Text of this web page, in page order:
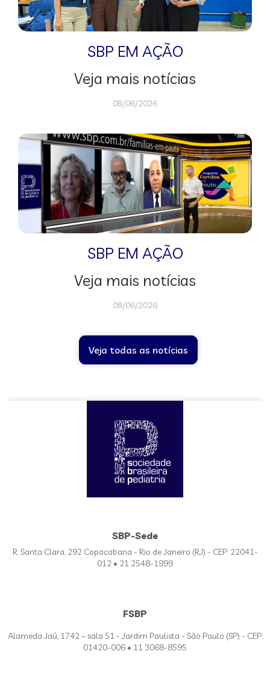
SBP EM AÇÃO
Veja mais notícias
08/06/2026
SBP EM AÇÃO
Veja mais notícias
08/06/2026
Veja todas as notícias
SBP-Sede
R. Santa Clara, 292 Copacabana - Rio de Janeiro (RJ) - CEP: 22041-
012 • 21 2548-1999
FSBP
Alameda Jaú, 1742 – sala 51 - Jardim Paulista - São Paulo (SP) - CEP:
01420-006 • 11 3068-8595